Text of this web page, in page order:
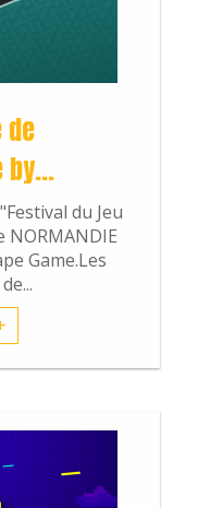
de
by...
du Jeu
NORMANDIE
Game.Les